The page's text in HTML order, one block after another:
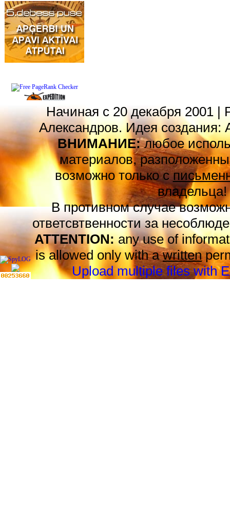
Начиная с 20 декабря 2001 |
Александров. Идея создания:
ВНИМАНИЕ:любое
материалов,
возможно только с
владельца!
В противном случае
ответсвтвенности за
ATTENTION:any use of
is allowed only with awritten
Upload multiple files with